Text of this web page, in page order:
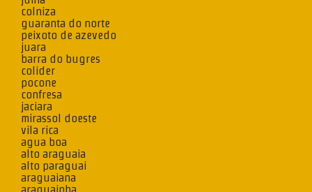
colniza
guaranta do norte
peixoto de azevedo
juara
barra do bugres
colider
pocone
confresa
jaciara
mirassol doeste
vila rica
agua boa
alto araguaia
alto paraguai
araguaiana
araguainha